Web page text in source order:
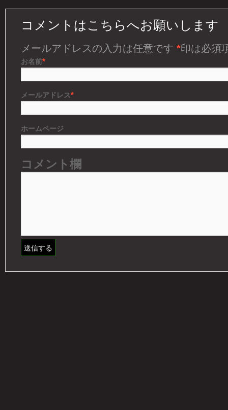
コメントはこちらへお願いします
メールアドレスの入力は任意です *印は必須
お名前*
メールアドレス*
ホームページ
コメント欄